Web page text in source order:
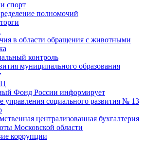
спорт
полномочий
в области обращения с животными
контроль
муниципального образования
Фонд России информирует
управления социального развития № 13
централизованная бухгалтерия
Московской области
коррупции